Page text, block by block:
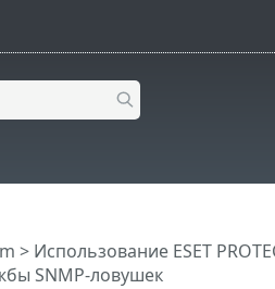
> Использование ESET
SNMP-ловушек